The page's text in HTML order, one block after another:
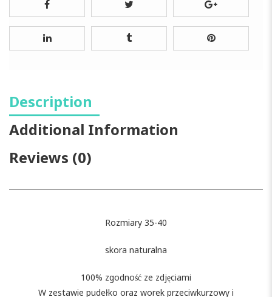
Description
Additional Information
Reviews (0)
Rozmiary 35-40
skora naturalna
100% zgodność ze zdjęciami
W zestawie pudełko oraz worek przeciwkurzowy i